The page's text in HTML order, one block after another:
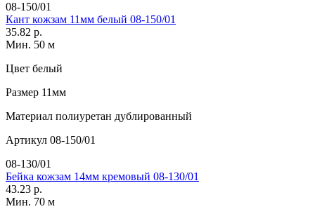
08-150/01
Кант кожзам 11мм белый 08-150/01
35.82 р.
Мин. 50 м
Цвет белый
Размер 11мм
Материал полиуретан дублированный
Артикул 08-150/01
08-130/01
Бейка кожзам 14мм кремовый 08-130/01
43.23 р.
Мин. 70 м